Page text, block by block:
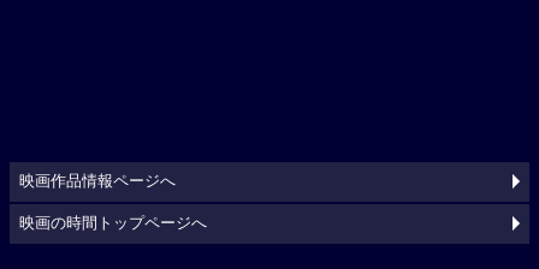
映画作品情報ページへ
映画の時間トップページへ